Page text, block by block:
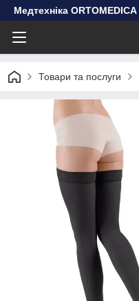
Медтехніка ORTOMEDICA
Товари та послуги